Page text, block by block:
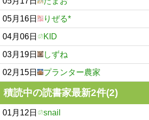
05月16日 りぜる*
04月06日 KID
03月19日 しずね
02月15日 プランター農家
積読中の読書家最新2件(2)
01月12日 snail